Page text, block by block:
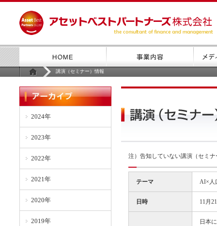
講演（セミナー）情報
注）告知していない講演（セミ
テーマ AI×人
日時 11月
日本
2024年
2023年
2022年
2021年
2020年
2019年